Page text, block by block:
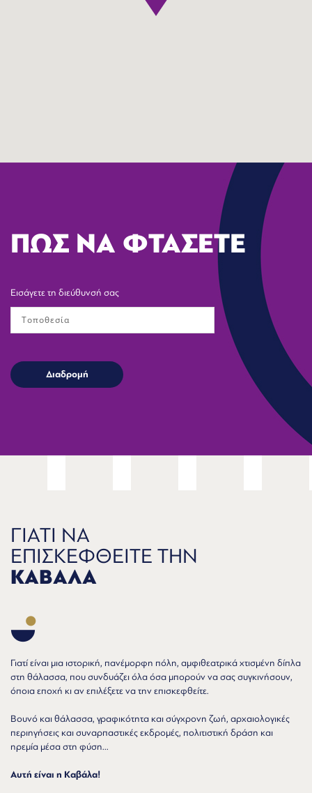
ΠΩΣ ΝΑ ΦΤΑΣΕΤΕ
Εισάγετε τη διεύθυνσή σας
ΓΙΑΤΙ ΝΑ
ΕΠΙΣΚΕΦΘΕΙΤΕ ΤΗΝ
ΚΑΒΑΛΑ
Γιατί είναι μια ιστορική, πανέμορφη πόλη, αμφιθεατρικά χτισμένη δίπλα
στη θάλασσα, που συνδυάζει όλα όσα μπορούν να σας συγκινήσουν,
όποια εποχή κι αν επιλέξετε να την επισκεφθείτε.
Βουνό και θάλασσα, γραφικότητα και σύγχρονη ζωή, αρχαιολογικές
περιηγήσεις και συναρπαστικές εκδρομές, πολιτιστική δράση και
ηρεμία μέσα στη φύση...
Αυτή είναι η Καβάλα!